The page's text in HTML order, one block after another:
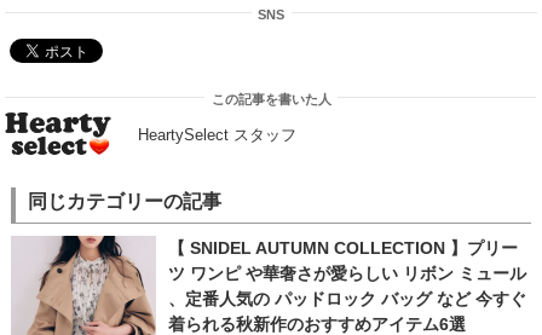
SNS
この記事を書いた人
HeartySelect スタッフ
同じカテゴリーの記事
【 SNIDEL AUTUMN COLLECTION 】プリー
ツ ワンピ や華奢さが愛らしい リボン ミュール
、定番人気の パッドロック バッグ など 今すぐ
着られる秋新作のおすすめアイテム6選